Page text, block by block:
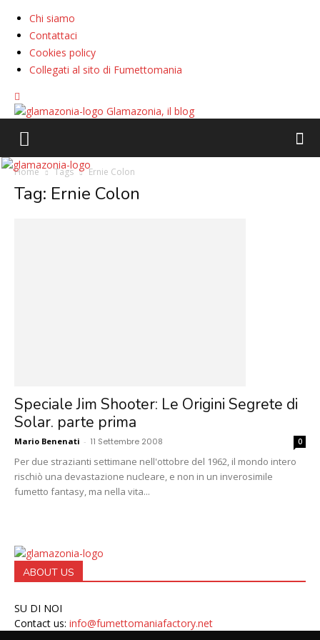
Chi siamo
Contattaci
Cookies policy
Collegati al sito di Fumettomania
Glamazonia, il blog
Home Tags Ernie Colon
Tag: Ernie Colon
Speciale Jim Shooter: Le Origini Segrete di
Solar. parte prima
Mario Benenati - 11 Settembre 2008 0
Per due strazianti settimane nell'ottobre del 1962, il mondo intero
rischiò una devastazione nucleare, e non in un inverosimile
fumetto fantasy, ma nella vita...
ABOUT US
SU DI NOI
Contact us: info@fumettomaniafactory.net